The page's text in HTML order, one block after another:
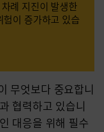
례 지진이 발생한
험이 증가하고 있습
무엇보다 중요합니
협력하고 있습니
대응을 위해 필수